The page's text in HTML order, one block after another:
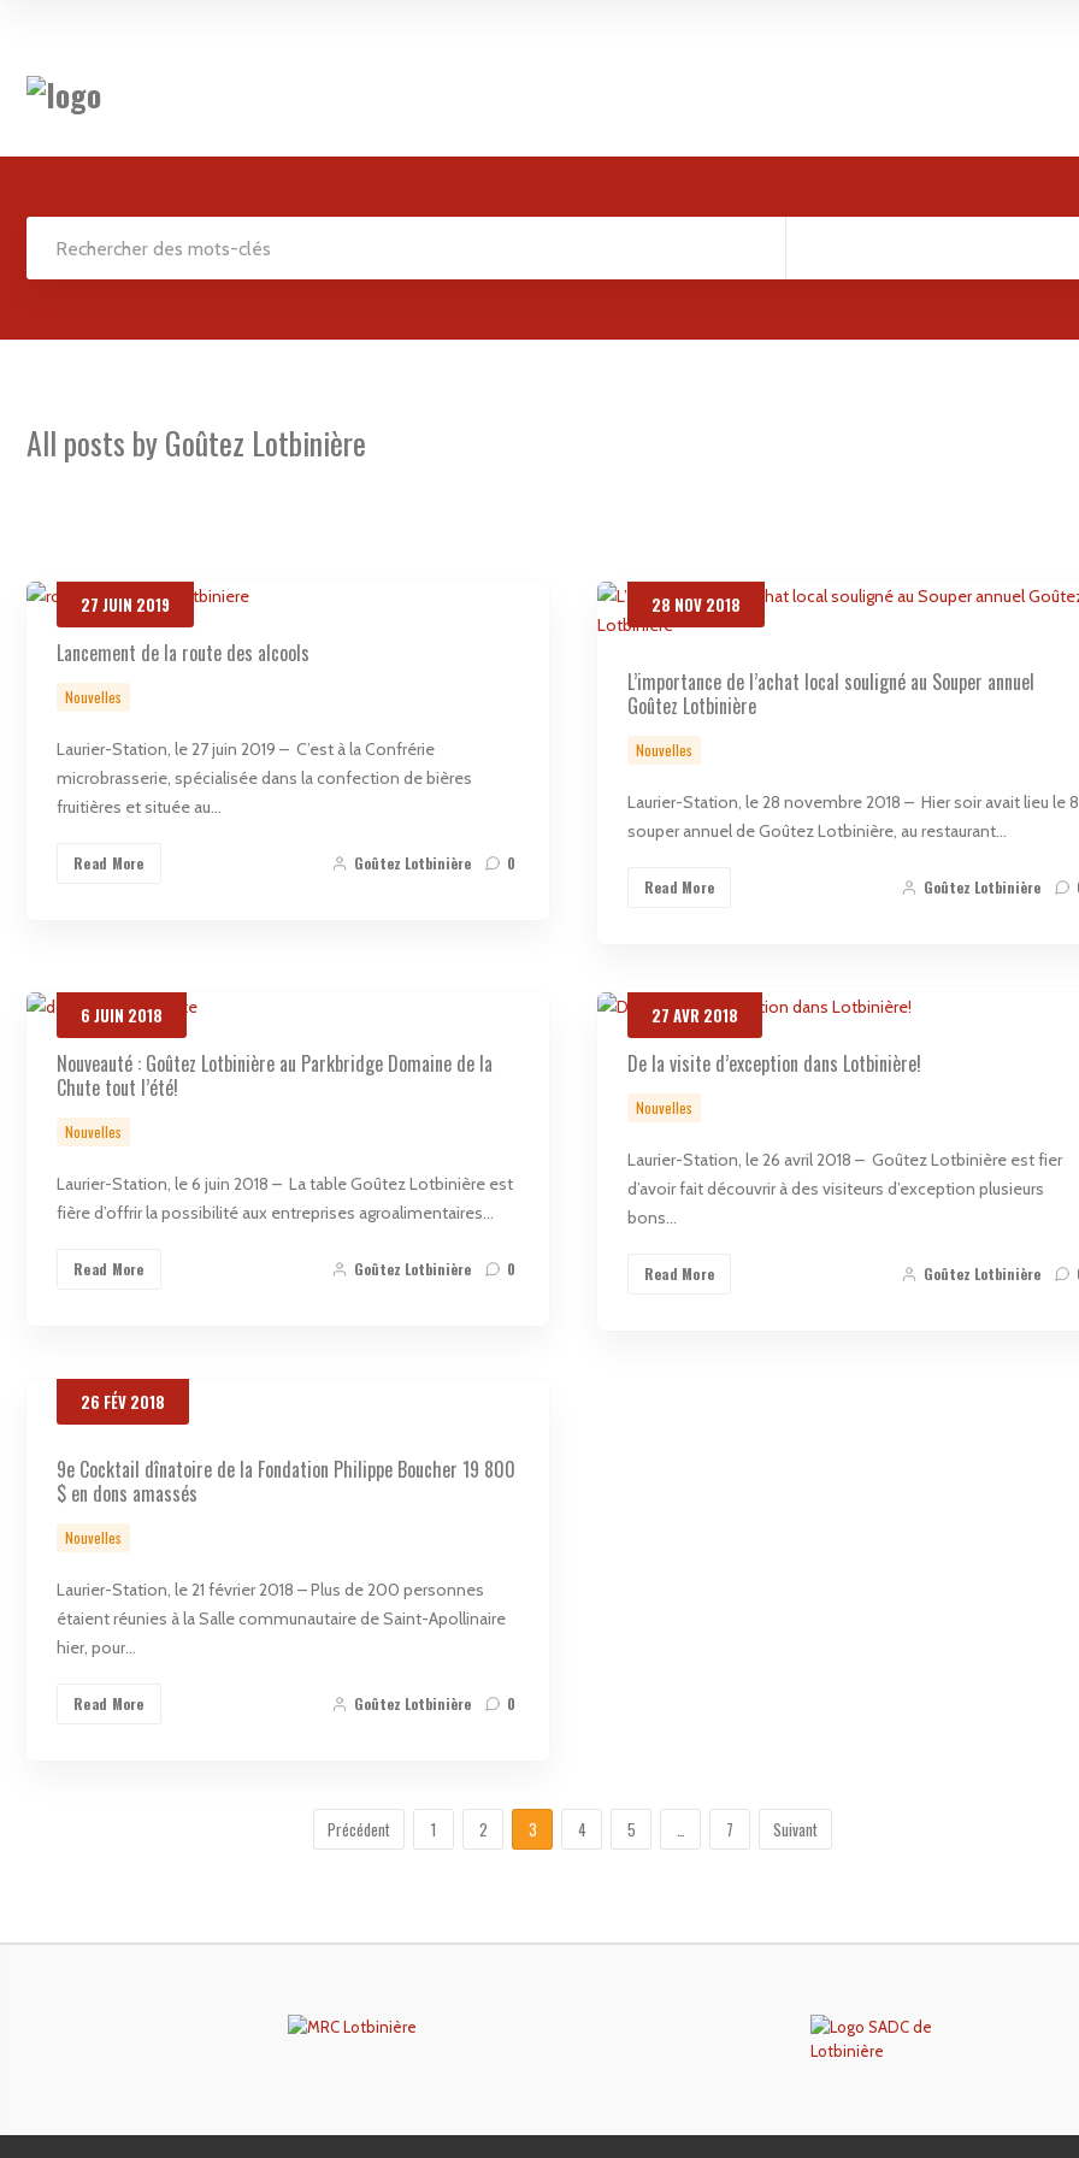
All posts byGoûtez Lotbinière
27 JUIN 2019
Lancement de la route des alcools
Nouvelles
Laurier-Station, le 27 juin 2019 – C’est à la Confrérie
microbrasserie, spécialisée dans la confection de bières
fruitières et située au…
Read More Goûtez Lotbinière 0
28 NOV 2018
L’importance de l’achat local souligné au Souper annuel
Goûtez Lotbinière
Nouvelles
Laurier-Station, le 28 novembre 2018 – Hier soir avait lieu le
souper annuel de Goûtez Lotbinière, au restaurant…
Read More Goûtez Lotbinière
6 JUIN 2018
Nouveauté : Goûtez Lotbinière au Parkbridge Domaine de la
Chute tout l’été!
Nouvelles
Laurier-Station, le 6 juin 2018 – La table Goûtez Lotbinière est
fière d’offrir la possibilité aux entreprises agroalimentaires…
Read More Goûtez Lotbinière 0
27 AVR 2018
De la visite d’exception dans Lotbinière!
Nouvelles
Laurier-Station, le 26 avril 2018 – Goûtez Lotbinière est fier
d’avoir fait découvrir à des visiteurs d’exception plusieurs
bons…
Read More Goûtez Lotbinière
26 FÉV 2018
9e Cocktail dînatoire de la Fondation Philippe Boucher 19 800
$ en dons amassés
Nouvelles
Laurier-Station, le 21 février 2018 – Plus de 200 personnes
étaient réunies à la Salle communautaire de Saint-Apollinaire
hier, pour…
Read More Goûtez Lotbinière 0
Précédent 1 2 3 4 5 7 Suivant